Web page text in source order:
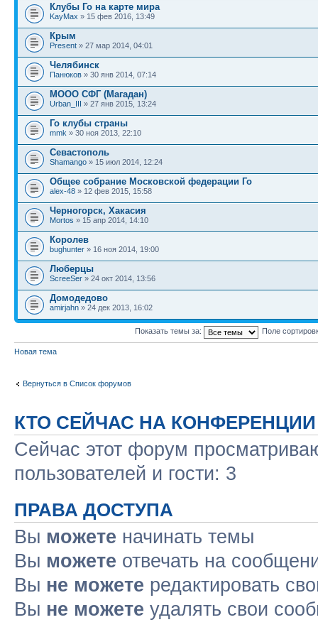
Клубы Го на карте мира
KayMax » 15 фев 2016, 13:49
Крым
Present » 27 мар 2014, 04:01
Челябинск
Панюков » 30 янв 2014, 07:14
МООО СФГ (Магадан)
Urban_III » 27 янв 2015, 13:24
Го клубы страны
mmk » 30 ноя 2013, 22:10
Севастополь
Shamango » 15 июл 2014, 12:24
Общее собрание Московской федерации Го
alex-48 » 12 фев 2015, 15:58
Черногорск, Хакасия
Mortos » 15 апр 2014, 14:10
Королев
bughunter » 16 ноя 2014, 19:00
Люберцы
ScreeSer » 24 окт 2014, 13:56
Домодедово
amirjahn » 24 дек 2013, 16:02
Показать темы за: Поле
Новая тема
Вернуться в Список форумов
КТО СЕЙЧАС НА КОНФЕРЕНЦИИ
Сейчас этот форум
пользователей и гости: 3
ПРАВА ДОСТУПА
Вы можете начинать темы
Вы можете отвечать на
Вы не можете редактировать
Вы не можете удалять свои